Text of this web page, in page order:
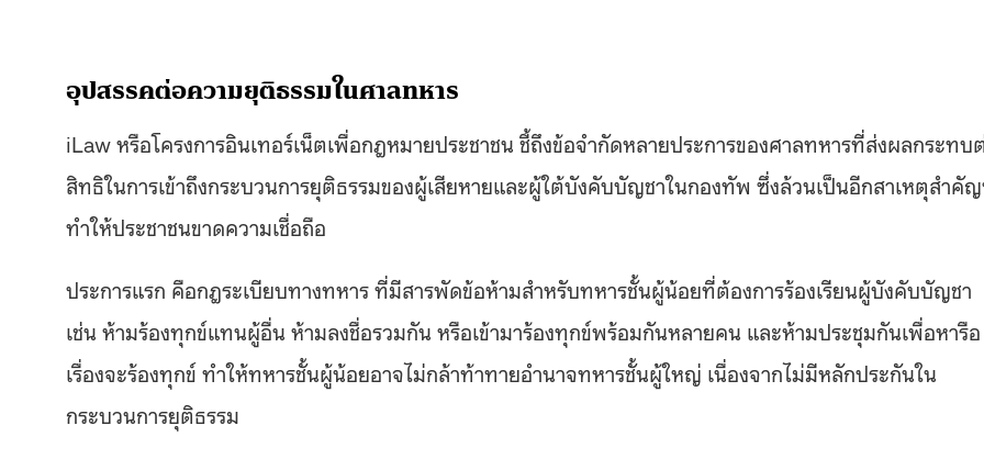
อุปสรรคต่อความยุติธรรมในศาลทหาร
iLaw หรือโครงการอินเทอร์เน็ตเพื่อกฎหมายประชาชน ชี้ถึงข้อจำกัดหลายประการของศาลทหารที่ส่งผลกระทบ
สิทธิในการเข้าถึงกระบวนการยุติธรรมของผู้เสียหายและผู้ใต้บังคับบัญชาในกองทัพ ซึ่งล้วนเป็นอีกสาเหตุสำคั
ทำให้ประชาชนขาดความเชื่อถือ
ประการแรก คือกฎระเบียบทางทหาร ที่มีสารพัดข้อห้ามสำหรับทหารชั้นผู้น้อยที่ต้องการร้องเรียนผู้บังคับบัญชา
เช่น ห้ามร้องทุกข์แทนผู้อื่น ห้ามลงชื่อรวมกัน หรือเข้ามาร้องทุกข์พร้อมกันหลายคน และห้ามประชุมกันเพื่อหารือ
เรื่องจะร้องทุกข์ ทำให้ทหารชั้นผู้น้อยอาจไม่กล้าท้าทายอำนาจทหารชั้นผู้ใหญ่ เนื่องจากไม่มีหลักประกันใน
กระบวนการยุติธรรม